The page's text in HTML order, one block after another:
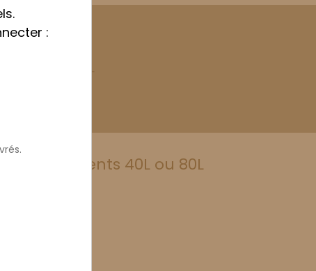
40L ou 80L
à ingrédients 40L ou 80L
: